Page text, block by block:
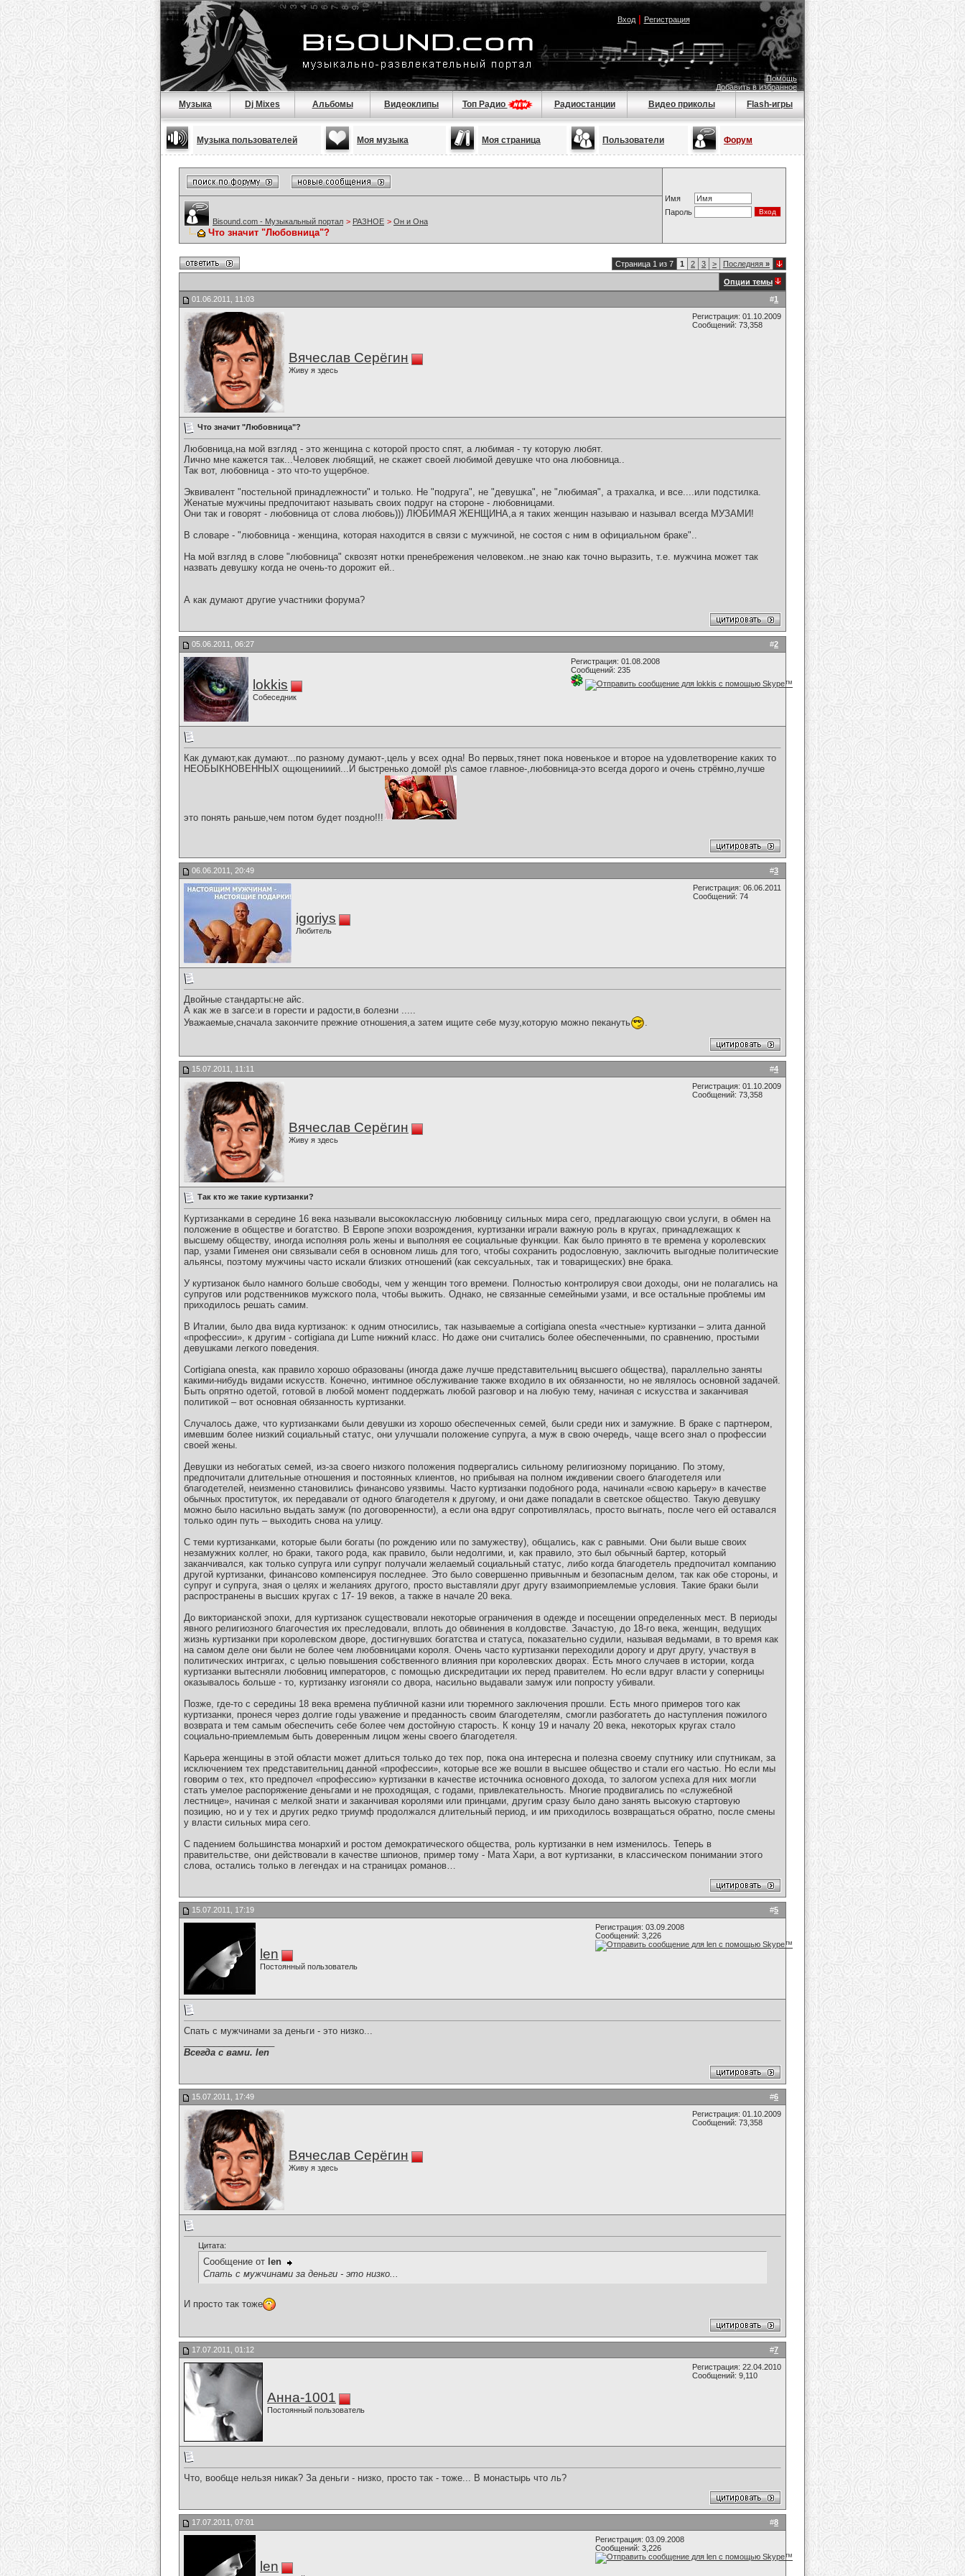
Вход| Регистрация
Помощь
Добавить в избранное
Музыка Dj Mixes Альбомы Видеоклипы Топ Радио Радиостанции Видео приколы Flash-игры
Музыка пользователей Моя музыка Моя страница Пользователи Форум
Имя
Пароль
Bisound.com - Музыкальный портал > РАЗНОЕ > Он и Она
Что значит "Любовница"?
Страница 1 из 7 1 2 3 > Последняя »
Опции темы
#1
01.06.2011, 11:03
Вячеслав Серёгин
Живу я здесь
Регистрация: 01.10.2009
Сообщений: 73,358
Что значит "Любовница"?
Любовница,на мой взгляд - это женщина с которой просто спят, а любимая - ту которую любят.
Лично мне кажется так...Человек любящий, не скажет своей любимой девушке что она любовница..
Так вот, любовница - это что-то ущербное.
Эквивалент "постельной принадлежности" и только. Не "подруга", не "девушка", не "любимая", а трахалка, и все....или подстилка.
Женатые мужчины предпочитают называть своих подруг на стороне - любовницами.
Они так и говорят - любовница от слова любовь))) ЛЮБИМАЯ ЖЕНЩИНА,а я таких женщин называю и называл всегда МУЗАМИ!
В словаре - "любовница - женщина, которая находится в связи с мужчиной, не состоя с ним в официальном браке"..
На мой взгляд в слове "любовница" сквозят нотки пренебрежения человеком..не знаю как точно выразить, т.е. мужчина может так
назвать девушку когда не очень-то дорожит ей..
А как думают другие участники форума?
#2
05.06.2011, 06:27
lokkis
Собеседник
Регистрация: 01.08.2008
Сообщений: 235
Как думают,как думают...по разному думают-,цель у всех одна! Во первых,тянет пока новенькое и второе на удовлетворение каких то
НЕОБЫКНОВЕННЫХ ощющенииий...И быстренько домой! p\s самое главное-,любовница-это всегда дорого и очень стрёмно,лучше
это понять раньше,чем потом будет поздно!!!
#3
06.06.2011, 20:49
igoriys
Любитель
Регистрация: 06.06.2011
Сообщений: 74
Двойные стандарты:не айс.
А как же в загсе:и в горести и радости,в болезни .....
Уважаемые,сначала закончите прежние отношения,а затем ищите себе музу,которую можно пекануть
#4
15.07.2011, 11:11
Вячеслав Серёгин
Живу я здесь
Регистрация: 01.10.2009
Сообщений: 73,358
Так кто же такие куртизанки?
Куртизанками в середине 16 века называли высококлассную любовницу сильных мира сего, предлагающую свои услуги, в обмен на
положение в обществе и богатство. В Европе эпохи возрождения, куртизанки играли важную роль в кругах, принадлежащих к
высшему обществу, иногда исполняя роль жены и выполняя ее социальные функции. Как было принято в те времена у королевских
пар, узами Гименея они связывали себя в основном лишь для того, чтобы сохранить родословную, заключить выгодные политические
альянсы, поэтому мужчины часто искали близких отношений (как сексуальных, так и товарищеских) вне брака.
У куртизанок было намного больше свободы, чем у женщин того времени. Полностью контролируя свои доходы, они не полагались на
супругов или родственников мужского пола, чтобы выжить. Однако, не связанные семейными узами, и все остальные проблемы им
приходилось решать самим.
В Италии, было два вида куртизанок: к одним относились, так называемые а cortigiana onesta «честные» куртизанки – элита данной
«профессии», к другим - cortigiana ди Lume нижний класс. Но даже они считались более обеспеченными, по сравнению, простыми
девушками легкого поведения.
Сortigiana onesta, как правило хорошо образованы (иногда даже лучше представительниц высшего общества), параллельно заняты
какими-нибудь видами искусств. Конечно, интимное обслуживание также входило в их обязанности, но не являлось основной задачей.
Быть опрятно одетой, готовой в любой момент поддержать любой разговор и на любую тему, начиная с искусства и заканчивая
политикой – вот основная обязанность куртизанки.
Случалось даже, что куртизанками были девушки из хорошо обеспеченных семей, были среди них и замужние. В браке с партнером,
имевшим более низкий социальный статус, они улучшали положение супруга, а муж в свою очередь, чаще всего знал о профессии
своей жены.
Девушки из небогатых семей, из-за своего низкого положения подвергались сильному религиозному порицанию. По этому,
предпочитали длительные отношения и постоянных клиентов, но прибывая на полном иждивении своего благодетеля или
благодетелей, неизменно становились финансово уязвимы. Часто куртизанки подобного рода, начинали «свою карьеру» в качестве
обычных проституток, их передавали от одного благодетеля к другому, и они даже попадали в светское общество. Такую девушку
можно было насильно выдать замуж (по договоренности), а если она вдруг сопротивлялась, просто выгнать, после чего ей оставался
только один путь – выходить снова на улицу.
С теми куртизанками, которые были богаты (по рождению или по замужеству), общались, как с равными. Они были выше своих
незамужних коллег, но браки, такого рода, как правило, были недолгими, и, как правило, это был обычный бартер, который
заканчивался, как только супруга или супруг получали желаемый социальный статус, либо когда благодетель предпочитал компанию
другой куртизанки, финансово компенсируя последнее. Это было совершенно привычным и безопасным делом, так как обе стороны, и
супруг и супруга, зная о целях и желаниях другого, просто выставляли друг другу взаимоприемлемые условия. Такие браки были
распространены в высших кругах с 17- 19 веков, а также в начале 20 века.
До викторианской эпохи, для куртизанок существовали некоторые ограничения в одежде и посещении определенных мест. В периоды
явного религиозного благочестия их преследовали, вплоть до обвинения в колдовстве. Зачастую, до 18-го века, женщин, ведущих
жизнь куртизанки при королевском дворе, достигнувших богатства и статуса, показательно судили, называя ведьмами, в то время как
на самом деле они были не более чем любовницами короля. Очень часто куртизанки переходили дорогу и друг другу, участвуя в
политических интригах, с целью повышения собственного влияния при королевских дворах. Есть много случаев в истории, когда
куртизанки вытесняли любовниц императоров, с помощью дискредитации их перед правителем. Но если вдруг власти у соперницы
оказывалось больше - то, куртизанку изгоняли со двора, насильно выдавали замуж или попросту убивали.
Позже, где-то с середины 18 века времена публичной казни или тюремного заключения прошли. Есть много примеров того как
куртизанки, пронеся через долгие годы уважение и преданность своим благодетелям, смогли разбогатеть до наступления пожилого
возврата и тем самым обеспечить себе более чем достойную старость. К концу 19 и началу 20 века, некоторых кругах стало
социально-приемлемым быть доверенным лицом жены своего благодетеля.
Карьера женщины в этой области может длиться только до тех пор, пока она интересна и полезна своему спутнику или спутникам, за
исключением тех представительниц данной «профессии», которые все же вошли в высшее общество и стали его частью. Но если мы
говорим о тех, кто предпочел «профессию» куртизанки в качестве источника основного дохода, то залогом успеха для них могли
стать умелое распоряжение деньгами и не проходящая, с годами, привлекательность. Многие продвигались по «служебной
лестнице», начиная с мелкой знати и заканчивая королями или принцами, другим сразу было дано занять высокую стартовую
позицию, но и у тех и других редко триумф продолжался длительный период, и им приходилось возвращаться обратно, после смены
у власти сильных мира сего.
С падением большинства монархий и ростом демократического общества, роль куртизанки в нем изменилось. Теперь в
правительстве, они действовали в качестве шпионов, пример тому - Мата Хари, а вот куртизанки, в классическом понимании этого
слова, остались только в легендах и на страницах романов…
#5
15.07.2011, 17:19
len
Постоянный пользователь
Регистрация: 03.09.2008
Сообщений: 3,226
Спать с мужчинами за деньги - это низко...
Всегда с вами. len
#6
15.07.2011, 17:49
Вячеслав Серёгин
Живу я здесь
Регистрация: 01.10.2009
Сообщений: 73,358
Цитата:
Сообщение от len
Спать с мужчинами за деньги - это низко...
И просто так тоже
#7
17.07.2011, 01:12
Анна-1001
Постоянный пользователь
Регистрация: 22.04.2010
Сообщений: 9,110
Что, вообще нельзя никак? За деньги - низко, просто так - тоже... В монастырь что ль?
#8
17.07.2011, 07:01
len
Регистрация: 03.09.2008
Сообщений: 3,226